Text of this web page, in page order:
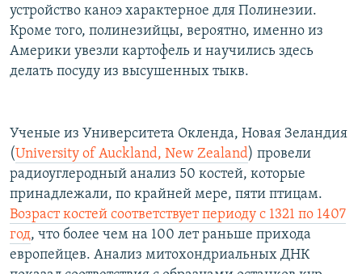
устройство каноэ характерное для Полинезии.
Кроме того, полинезийцы, вероятно, именно из
Америки увезли картофель и научились здесь
делать посуду из высушенных тыкв.
Ученые из Университета Окленда, Новая Зеландия
(University of Auckland, New Zealand) провели
радиоуглеродный анализ 50 костей, которые
принадлежали, по крайней мере, пяти птицам.
Возраст костей соответствует периоду с 1321 по 1407
год, что более чем на 100 лет раньше прихода
европейцев. Анализ митохондриальных ДНК